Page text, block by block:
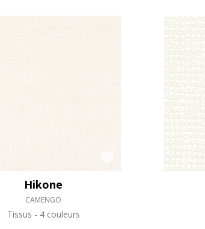
Hikone
CAMENGO
Tissus 4 couleurs